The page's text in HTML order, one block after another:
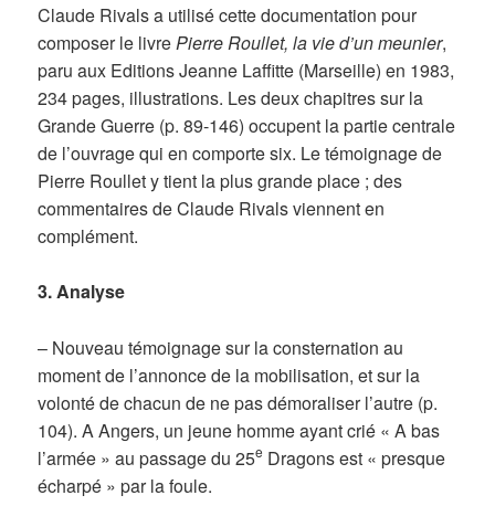
Claude Rivals a utilisé cette documentation pour
composer le livre Pierre Roullet, la vie d’un meunier,
paru aux Editions Jeanne Laffitte (Marseille) en 1983,
234 pages, illustrations. Les deux chapitres sur la
Grande Guerre (p. 89-146) occupent la partie centrale
de l’ouvrage qui en comporte six. Le témoignage de
Pierre Roullet y tient la plus grande place ; des
commentaires de Claude Rivals viennent en
complément.
3. Analyse
– Nouveau témoignage sur la consternation au
moment de l’annonce de la mobilisation, et sur la
volonté de chacun de ne pas démoraliser l’autre (p.
104). A Angers, un jeune homme ayant crié « A bas
l’armée » au passage du 25e Dragons est « presque
écharpé » par la foule.